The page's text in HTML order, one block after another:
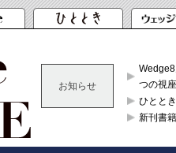
お知らせ
つの視座
ひとと
新刊書